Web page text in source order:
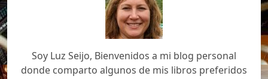
Soy Luz Seijo, Bienvenidos a mi blog personal
donde comparto algunos de mis libros preferidos